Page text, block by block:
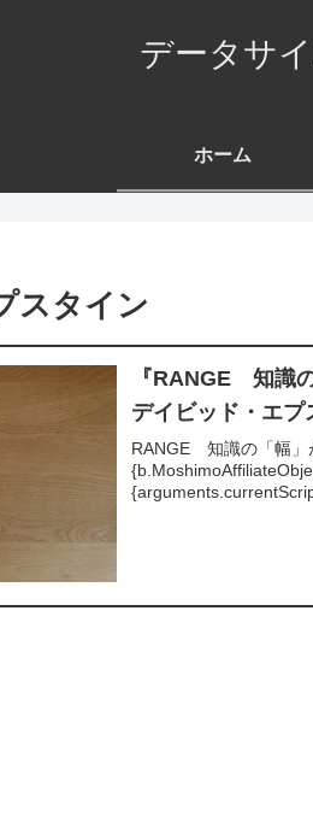
データサ
ホーム
スタイン
『RANGE 知識
デイビッド・エ
RANGE 知識の「幅」